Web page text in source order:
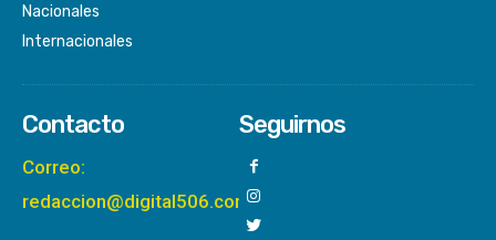
Nacionales
Internacionales
Contacto
Correo:
redaccion@digital506.com
Seguirnos